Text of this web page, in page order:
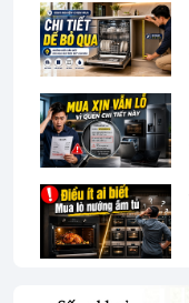
Hình
Khay rửa +
Bên trong máy
có 3 khay rửa: